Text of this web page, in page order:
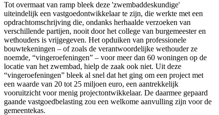
Tot overmaat van ramp bleek deze 'zwembaddeskundige'
uiteindelijk een vastgoedontwikkelaar te zijn, die werkte met een
opdrachtomschrijving die, ondanks herhaalde verzoeken van
verschillende partijen, nooit door het college van burgemeester en
wethouders is vrijgegeven. Het opduiken van professionele
bouwtekeningen – of zoals de verantwoordelijke wethouder ze
noemde, “vingeroefeningen” – voor meer dan 60 woningen op de
locatie van het zwembad, hielp de zaak ook niet. Uit deze
“vingeroefeningen” bleek al snel dat het ging om een project met
een waarde van 20 tot 25 miljoen euro, een aantrekkelijk
vooruitzicht voor menig projectontwikkelaar. De daarmee gepaard
gaande vastgoedbelasting zou een welkome aanvulling zijn voor de
gemeentekas.